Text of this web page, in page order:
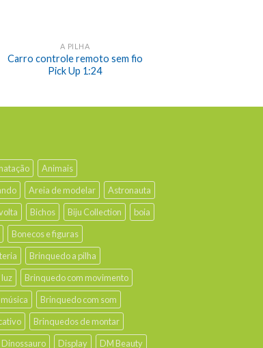
A PILHA
Carro controle remoto sem fio
Pick Up 1:24
Animais
Areia de modelar
Astronauta
Bichos Biju Collection
boia
Bonecos e figuras
Brinquedo a pilha
Brinquedo com movimento
Brinquedo com som
Brinquedos de montar
Dinossauro Display DM Beauty